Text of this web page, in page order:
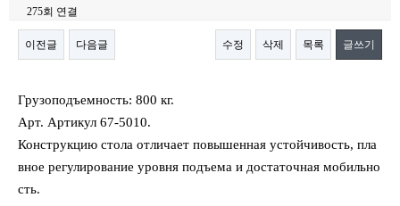
275회 연결
이전글 다음글 수정 삭제 목록 글쓰기
Грузоподъемность: 800 кг.
Арт. Артикул 67-5010.
Конструкцию стола отличает повышенная устойчивость, пла
вное регулирование уровня подъема и достаточная мобильно
сть.